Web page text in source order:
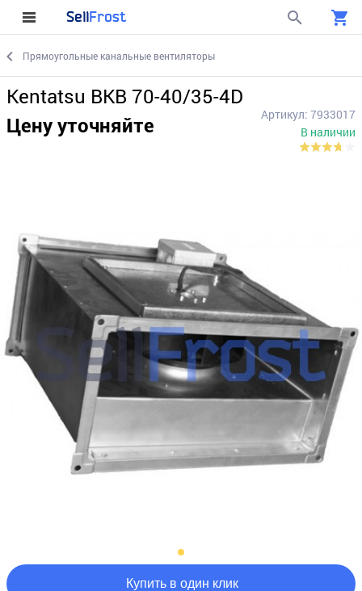
SellFrost
Прямоугольные канальные вентиляторы
Kentatsu BKB 70-40/35-4D
Цену уточняйте
Артикул: 7933017
В наличии
Купить в один клик